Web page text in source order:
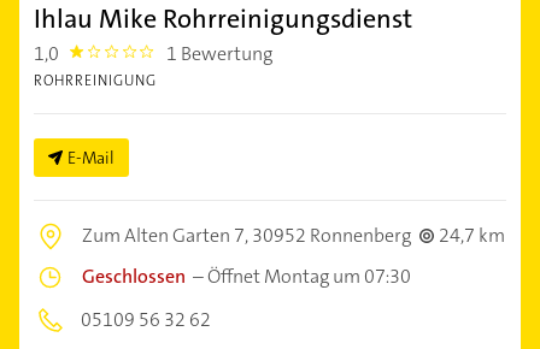
Ihlau Mike Rohrreinigungsdienst
1,0 1.0 1 Bewertung
ROHRREINIGUNG
E-Mail
Zum Alten Garten 7,30952 Ronnenberg
24,7 km
Geschlossen –Öffnet Montag um 07:30
05109 56 32 62